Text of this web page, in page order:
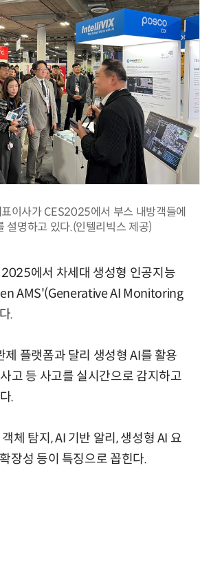
이사가 CES2025에서 부스 내방객들에
설명하고 있다.(인텔리빅스 제공)
에서 차세대 생성형 인공지능
AMS'(Generative AI Monitoring
.
제 플랫폼과 달리 생성형 AI를 활용
고 등 사고를 실시간으로 감지하고
.
체 탐지, AI 기반 알리, 생성형 AI 요
장성 등이 특징으로 꼽힌다.